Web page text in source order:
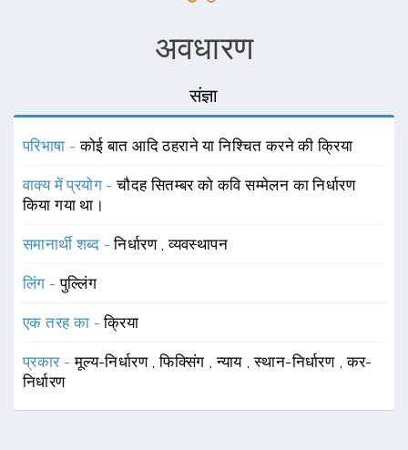
अवधारण
संज्ञा
परिभाषा -कोई बात आदि ठहराने या निश्चित करने की क्रिया
वाक्य में प्रयोग -चौदह सितम्बर को कवि सम्मेलन का निर्धारण
किया गया था।
समानार्थी शब्द -निर्धारण ,व्यवस्थापन
लिंग -पुल्लिंग
एक तरह का -क्रिया
प्रकार -मूल्य-निर्धारण ,फिक्सिंग ,न्याय ,स्थान-निर्धारण ,कर-
निर्धारण